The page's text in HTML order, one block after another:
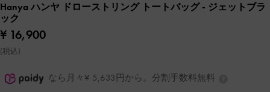
Hanya ハンヤ ドローストリング トートバッグ- ジェットブラ
ック
¥ 16,900
(税込)
なら月々¥ 5,633円から。分割手数料無料